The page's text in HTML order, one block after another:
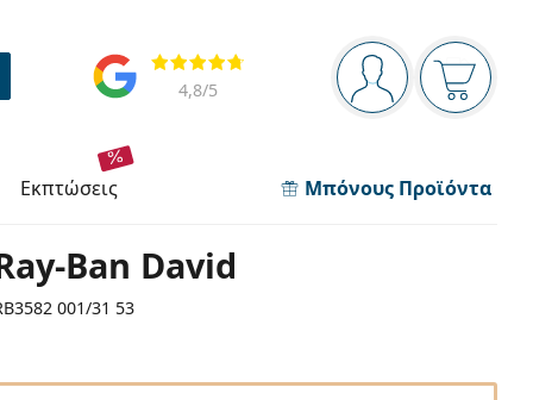
Πίνακας πλοήγησης
Είστε
Το
Αξιολογήσεις
4,8/5
εκπτώσεις Μπόνους Προϊόντα
Ban David
001/31 53